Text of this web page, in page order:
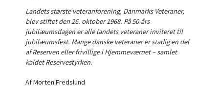
Landets største veteranforening, Danmarks Veteraner,
blev stiftet den 26. oktober 1968. På 50-års
jubilæumsdagen er alle landets veteraner inviteret til
jubilæumsfest. Mange danske veteraner er stadig en del
af Reserven eller frivillige i Hjemmeværnet – samlet
kaldet Reservestyrken.
Af Morten Fredslund